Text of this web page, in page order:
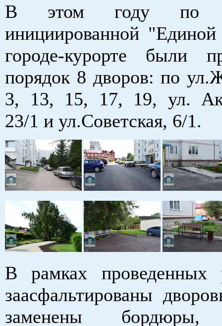
В этом году по
инициированной
городе-курорте были
порядок 8 дворов: по
3, 13, 15, 17, 19, ул.
23/1 и ул.Советская, 6/1.
В рамках проведенных
заасфальтированы
заменены бордюры,